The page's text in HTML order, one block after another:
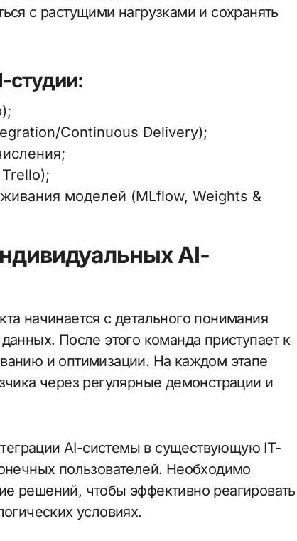
с растущими нагрузками и сохранять
студии:
Continuous Delivery);
моделей (MLflow, Weights &
AI-
начинается с детального понимания
После этого команда приступает к
и оптимизации. На каждом этапе
через регулярные демонстрации и
AI-системы в существующую IT-
пользователей. Необходимо
решений, чтобы эффективно реагировать
условиях.